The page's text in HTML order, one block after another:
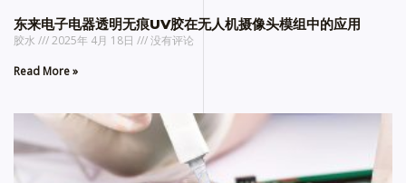
东来电子电器透明无痕UV胶在无人机摄像头模组中的应用
胶水 2025年 4月 18日
没有评论
Read More »